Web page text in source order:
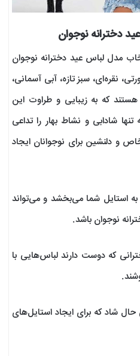
دخترانه نوجوان
مدل لباس عید دخترانه نوجوان
نقره‌ای، سبز تازه، آبی آسمانی،
که به زیبایی و طراوت این
شادابی و نشاط بهار را تداعی
و دلنشین برای نوجوانان ایجاد
استایل شما می‌بخشد و می‌تواند
نوجوان باشد.
که دوست دارند لباس‌هایی با
شاد که برای ایجاد استایل‌های